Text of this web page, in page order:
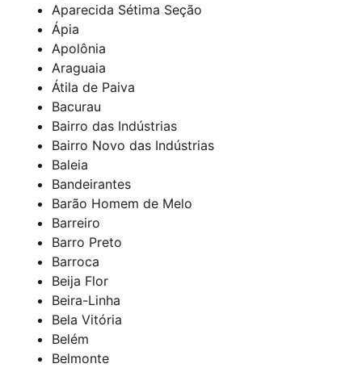
Aparecida Sétima Seção
Ápia
Apolônia
Araguaia
Átila de Paiva
Bacurau
Bairro das Indústrias
Bairro Novo das Indústrias
Baleia
Bandeirantes
Barão Homem de Melo
Barreiro
Barro Preto
Barroca
Beija Flor
Beira-Linha
Bela Vitória
Belém
Belmonte